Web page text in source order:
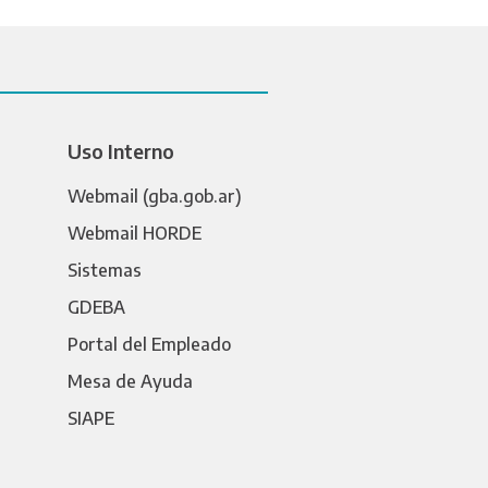
Uso Interno
Webmail (gba.gob.ar)
Webmail HORDE
Sistemas
GDEBA
Portal del Empleado
Mesa de Ayuda
SIAPE